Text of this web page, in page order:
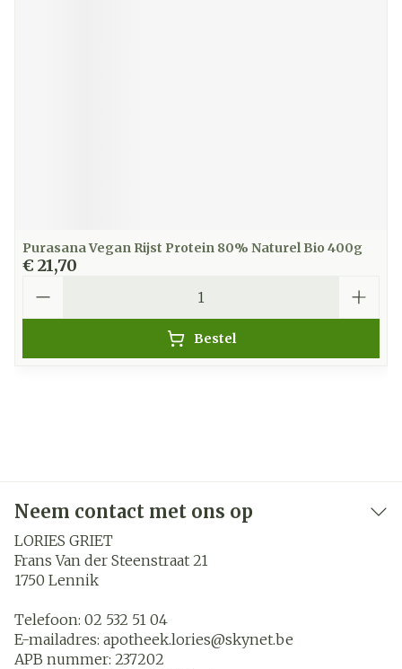
Purasana Vegan Rijst Protein 80% Naturel Bio 400g
€ 21,70
Bestel
Neem contact met ons op
LORIES GRIET
Frans Van der Steenstraat 21
1750 Lennik
Telefoon: 02 532 51 04
E-mailadres: apotheek.lories@skynet.be
APB nummer: 237202